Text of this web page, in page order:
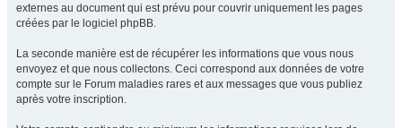
externes au document qui est prévu pour couvrir uniquement les pages
créées par le logiciel phpBB.
La seconde manière est de récupérer les informations que vous nous
envoyez et que nous collectons. Ceci correspond aux données de votre
compte sur le Forum maladies rares et aux messages que vous publiez
après votre inscription.